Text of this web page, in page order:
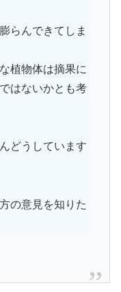
らんできてしま
植物体は摘果に
はないかとも考
どうしています
の意見を知りた